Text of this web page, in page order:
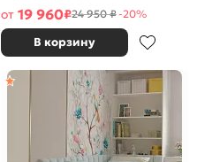
от 19 960₽24 950 ₽-20%
В корзину